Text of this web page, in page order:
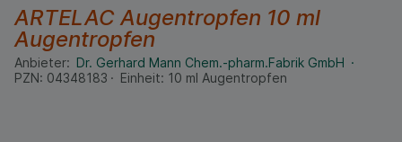
ARTELAC Augentropfen 10 ml
Augentropfen
Anbieter: Dr. Gerhard Mann Chem.-pharm.Fabrik GmbH
PZN: 04348183 Einheit: 10 ml Augentropfen